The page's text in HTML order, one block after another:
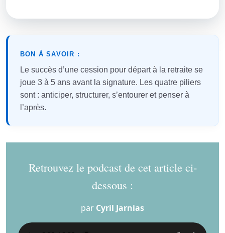
BON À SAVOIR :
Le succès d’une cession pour départ à la retraite se
joue 3 à 5 ans avant la signature. Les quatre piliers
sont : anticiper, structurer, s’entourer et penser à
l’après.
Retrouvez le podcast de cet article ci-
dessous :
par Cyril Jarnias